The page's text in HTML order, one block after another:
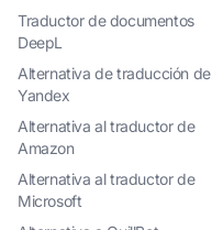
Traductor de documentos
DeepL
Alternativa de traducción de
Yandex
Alternativa al traductor de
Amazon
Alternativa al traductor de
Microsoft